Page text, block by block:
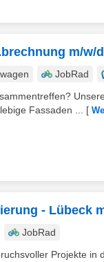
m/w/d
JobRad
Fassaden ...
[
- Lübeck
JobRad
Projekte in